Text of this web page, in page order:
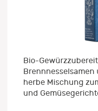
Bio-
Brennnesselsamen
herbe Mischung
und